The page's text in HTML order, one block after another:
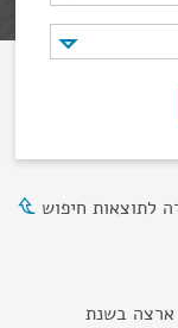
לתוצאות חיפוש
ארצה בשנת